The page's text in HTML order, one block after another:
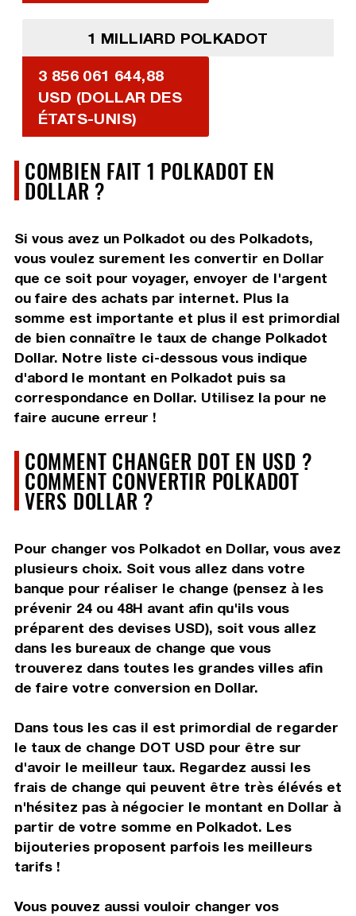
1 MILLIARD POLKADOT
3 856 061 644,88
USD (DOLLAR DES
ÉTATS-UNIS)
COMBIEN FAIT 1 POLKADOT EN
DOLLAR ?
Si vous avez un Polkadot ou des Polkadots,
vous voulez surement les convertir en Dollar
que ce soit pour voyager, envoyer de l'argent
ou faire des achats par internet. Plus la
somme est importante et plus il est primordial
de bien connaître le taux de change Polkadot
Dollar. Notre liste ci-dessous vous indique
d'abord le montant en Polkadot puis sa
correspondance en Dollar. Utilisez la pour ne
faire aucune erreur !
COMMENT CHANGER DOT EN USD ?
COMMENT CONVERTIR POLKADOT
VERS DOLLAR ?
Pour changer vos Polkadot en Dollar, vous avez
plusieurs choix. Soit vous allez dans votre
banque pour réaliser le change (pensez à les
prévenir 24 ou 48H avant afin qu'ils vous
préparent des devises USD), soit vous allez
dans les bureaux de change que vous
trouverez dans toutes les grandes villes afin
de faire votre conversion en Dollar.
Dans tous les cas il est primordial de regarder
le taux de change DOT USD pour être sur
d'avoir le meilleur taux. Regardez aussi les
frais de change qui peuvent être très élévés et
n'hésitez pas à négocier le montant en Dollar à
partir de votre somme en Polkadot. Les
bijouteries proposent parfois les meilleurs
tarifs !
Vous pouvez aussi vouloir changer vos